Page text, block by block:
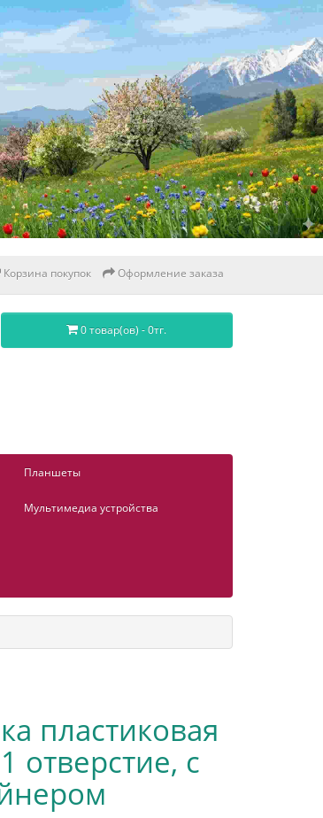
Корзина покупок Оформление заказа
0 товар(ов) - 0тг.
Планшеты
Мультимедиа устройства
пластиковая
отверстие, с